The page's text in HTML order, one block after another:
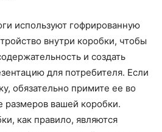
используют гофрированную
внутри коробки, чтобы
и создать
для потребителя. Если
обязательно примите ее во
размеров вашей коробки.
как правило, являются